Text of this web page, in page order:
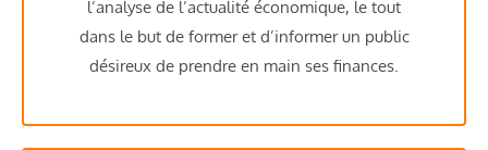
l’analyse de l’actualité économique, le tout
dans le but de former et d’informer un public
désireux de prendre en main ses finances.